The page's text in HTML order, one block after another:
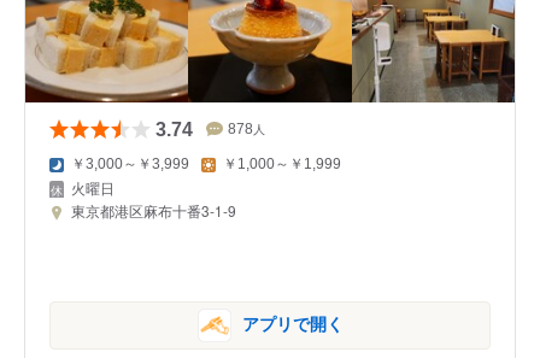
3.74 878 人
￥3,000～￥3,999 ￥1,000～￥1,999
火曜日
東京都港区麻布十番3-1-9
アプリで開く